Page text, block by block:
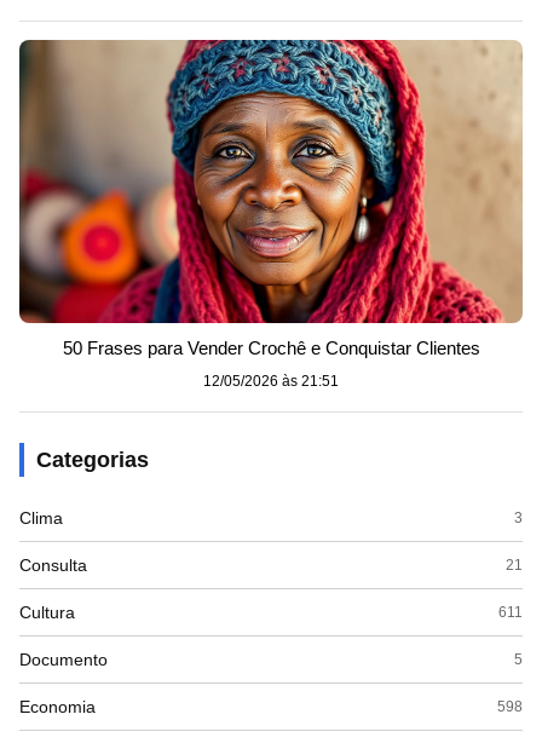
50 Frases para Vender Crochê e Conquistar Clientes
12/05/2026 às 21:51
Categorias
Clima 3
Consulta 21
Cultura 611
Documento 5
Economia 598